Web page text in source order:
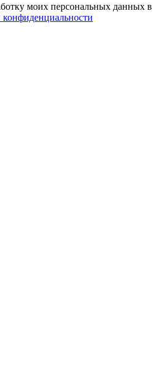
моих персональных данных в